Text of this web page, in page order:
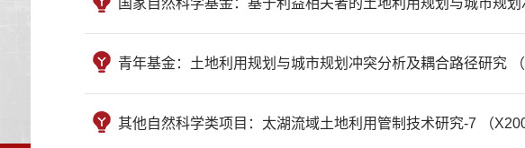
国家自然科学基金：基于利益相关者的土地利用规划与城市规
青年基金：土地利用规划与城市规划冲突分析及耦合路径研究
其他自然科学类项目：太湖流域土地利用管制技术研究-7 （